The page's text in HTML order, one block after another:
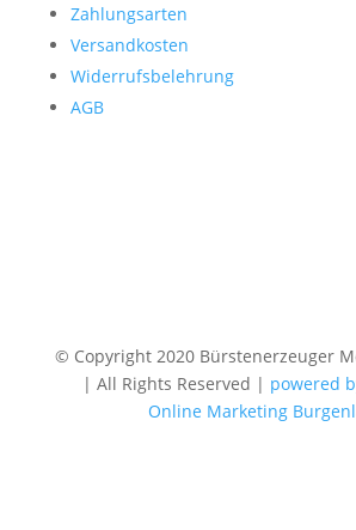
Zahlungsarten
Versandkosten
Widerrufsbelehrung
AGB
© Copyright 2020 Bürstenerzeuger
| All Rights Reserved | powered
Online Marketing